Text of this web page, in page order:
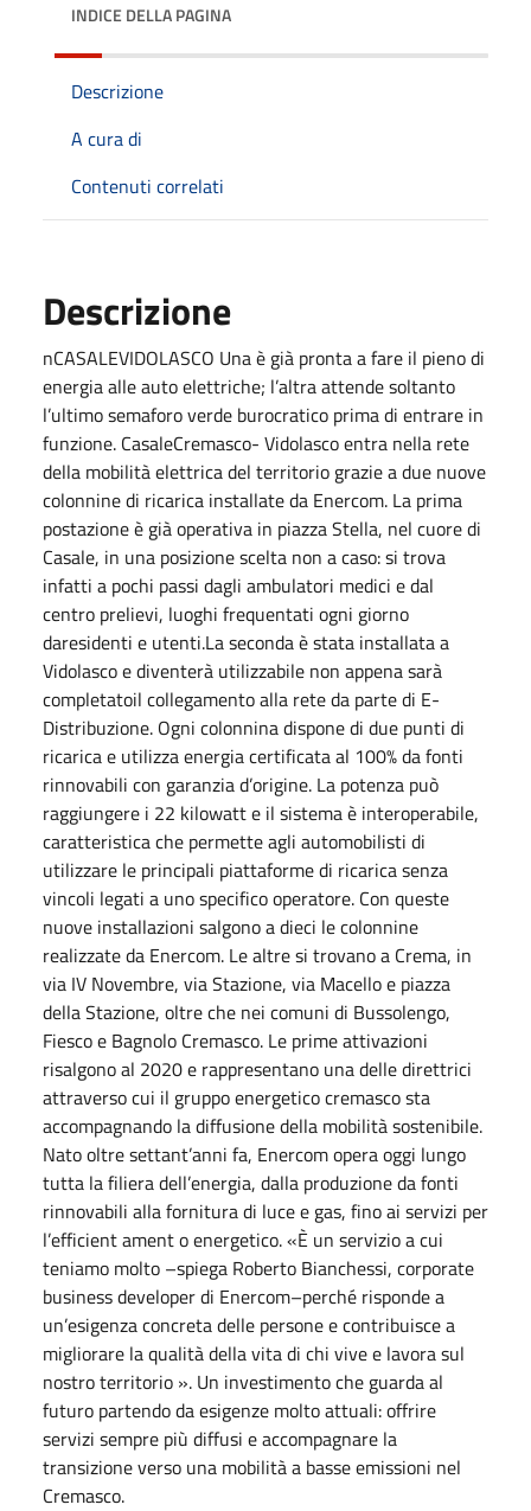
INDICE DELLA PAGINA
Descrizione
A cura di
Contenuti correlati
Descrizione
nCASALEVIDOLASCO Una è già pronta a fare il pieno di
energia alle auto elettriche; l’altra attende soltanto
l’ultimo semaforo verde burocratico prima di entrare in
funzione. CasaleCremasco- Vidolasco entra nella rete
della mobilità elettrica del territorio grazie a due nuove
colonnine di ricarica installate da Enercom. La prima
postazione è già operativa in piazza Stella, nel cuore di
Casale, in una posizione scelta non a caso: si trova
infatti a pochi passi dagli ambulatori medici e dal
centro prelievi, luoghi frequentati ogni giorno
daresidenti e utenti.La seconda è stata installata a
Vidolasco e diventerà utilizzabile non appena sarà
completatoil collegamento alla rete da parte di E-
Distribuzione. Ogni colonnina dispone di due punti di
ricarica e utilizza energia certificata al 100% da fonti
rinnovabili con garanzia d’origine. La potenza può
raggiungere i 22 kilowatt e il sistema è interoperabile,
caratteristica che permette agli automobilisti di
utilizzare le principali piattaforme di ricarica senza
vincoli legati a uno specifico operatore. Con queste
nuove installazioni salgono a dieci le colonnine
realizzate da Enercom. Le altre si trovano a Crema, in
via IV Novembre, via Stazione, via Macello e piazza
della Stazione, oltre che nei comuni di Bussolengo,
Fiesco e Bagnolo Cremasco. Le prime attivazioni
risalgono al 2020 e rappresentano una delle direttrici
attraverso cui il gruppo energetico cremasco sta
accompagnando la diffusione della mobilità sostenibile.
Nato oltre settant’anni fa, Enercom opera oggi lungo
tutta la filiera dell’energia, dalla produzione da fonti
rinnovabili alla fornitura di luce e gas, fino ai servizi per
l’efficient ament o energetico. «È un servizio a cui
teniamo molto –spiega Roberto Bianchessi, corporate
business developer di Enercom–perché risponde a
un’esigenza concreta delle persone e contribuisce a
migliorare la qualità della vita di chi vive e lavora sul
nostro territorio ». Un investimento che guarda al
futuro partendo da esigenze molto attuali: offrire
servizi sempre più diffusi e accompagnare la
transizione verso una mobilità a basse emissioni nel
Cremasco.